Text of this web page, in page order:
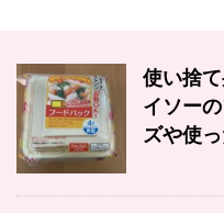
使い捨
イソー
ズや使